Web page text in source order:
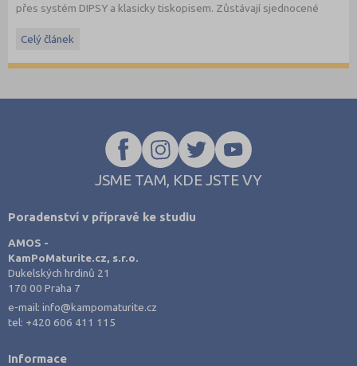
přes systém DIPSY a klasicky tiskopisem. Zůstávají sjednocené
zkoušky. Stále je možné podat až 3 přihlášky pro maturitní obory
zkouškou v 1. a 2. kole. V systému DIPSY jsou k dispozici informace
naleznete nově také nawww.StredniSkoly.comu jednotlivých škol
studium v nematuritním oboru.
Celý článek
JSME TAM, KDE JSTE VY
Poradenství v přípravě ke studiu
AMOS -
KamPoMaturite.cz, s.r.o.
Dukelských hrdinů 21
170 00 Praha 7
e-mail:info@kampomaturite.cz
tel: +420 606 411 115
Informace